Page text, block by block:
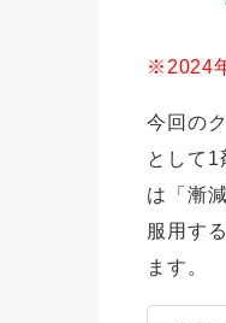
※2024
今回の
として1
は「漸
服用す
ます。